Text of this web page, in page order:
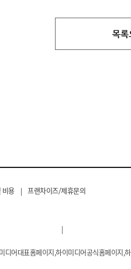
비용 | 프랜차이즈/제휴문의
|
어대표홈페이지,하이미디어공식홈페이지